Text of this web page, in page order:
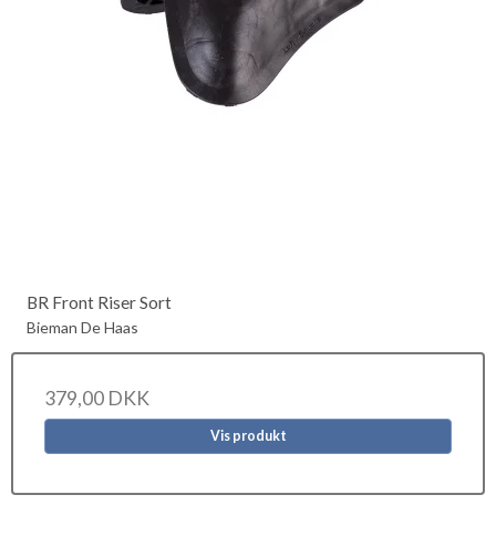
BR Front Riser Sort
Bieman De Haas
379,00 DKK
Vis produkt